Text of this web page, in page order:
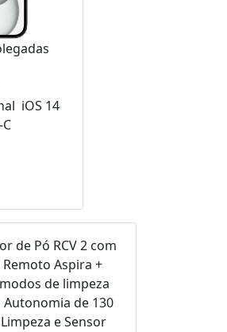
iOS 14
de Pó RCV 2 com
Aspira +
de limpeza
de 130
e Sensor